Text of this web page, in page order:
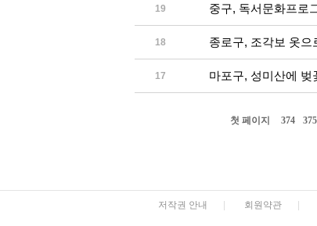
19 중구, 독서문화프로
18 종로구, 조각보 옷으
17 마포구, 성미산에 벚
첫 페이지 374 375
저작권 안내 | 회원약관 |